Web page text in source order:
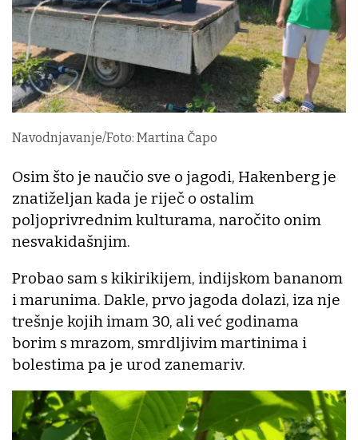
Navodnjavanje/Foto: Martina Čapo
Osim što je naučio sve o jagodi, Hakenberg je
znatiželjan kada je riječ o ostalim
poljoprivrednim kulturama, naročito onim
nesvakidašnjim.
Probao sam s kikirikijem, indijskom bananom
i marunima. Dakle, prvo jagoda dolazi, iza nje
trešnje kojih imam 30, ali već godinama
borim s mrazom, smrdljivim martinima i
bolestima pa je urod zanemariv.